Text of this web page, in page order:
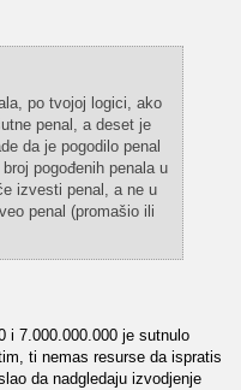
po tvojoj logici, ako
penal, a deset je
da je pogodilo penal
pogođenih penala u
izvesti penal, a ne u
penal (promašio ili
i 7.000.000.000 je sutnulo
ti nemas resurse da ispratis
da nadgledaju izvodjenje